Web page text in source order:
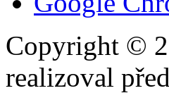
Copyright ©
realizoval